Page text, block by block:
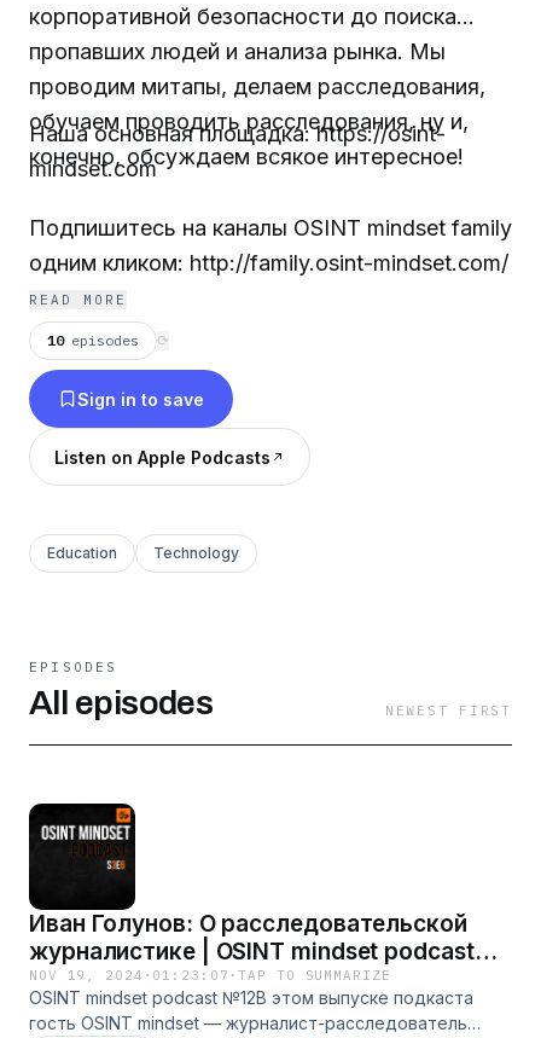
корпоративной безопасности до поиска
пропавших людей и анализа рынка. Мы
проводим митапы, делаем расследования,
обучаем проводить расследования, ну и,
конечно, обсуждаем всякое интересное!
Наша основная площадка: https://osint-
mindset.com
Подпишитесь на каналы OSINT mindset family
одним кликом: http://family.osint-mindset.com/
READ MORE
10 episodes ⟳
Sign in to save
Listen on Apple Podcasts
Education Technology
EPISODES
All episodes NEWEST FIRST
Иван Голунов: О расследовательской
журналистике | OSINT mindset podcast
№12
NOV 19, 2024 · 01:23:07 ·TAP TO SUMMARIZE
OSINT mindset podcast №12В этом выпуске подкаста
гость OSINT mindset — журналист-расследователь